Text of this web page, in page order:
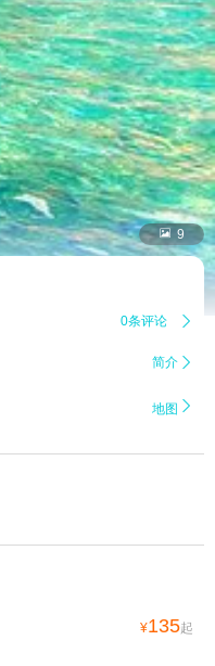
 9
0条评论 
简介 
地图 
¥135起